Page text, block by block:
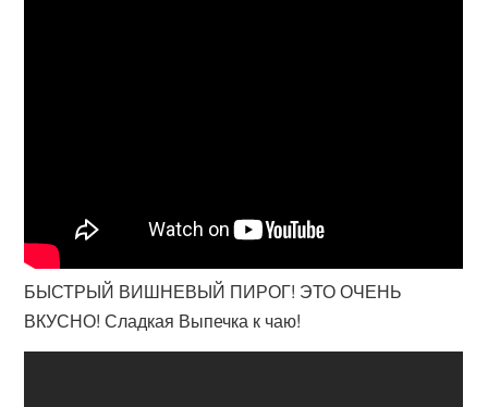
БЫСТРЫЙ ВИШНЕВЫЙ ПИРОГ! ЭТО ОЧЕНЬ
ВКУСНО! Сладкая Выпечка к чаю!